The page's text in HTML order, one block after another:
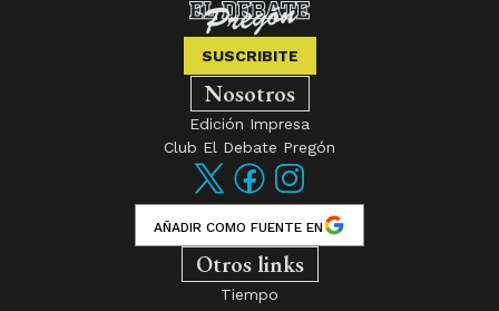
SUSCRIBITE
Nosotros
Edición Impresa
Club El Debate Pregón
AÑADIR COMO FUENTE EN
Otros links
Tiempo